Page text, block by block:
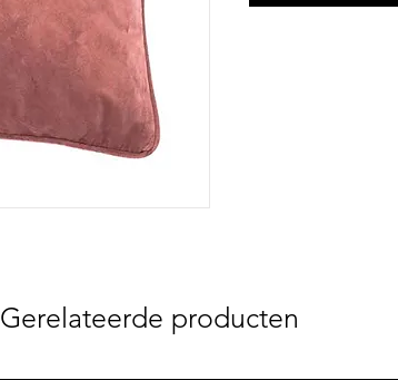
Gerelateerde producten